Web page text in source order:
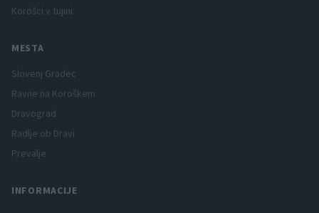
Korošci v tujini
MESTA
Slovenj Gradec
Ravne na Koroškem
Dravograd
Radlje ob Dravi
Prevalje
INFORMACIJE